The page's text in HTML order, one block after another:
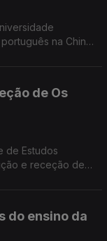
na China
de Os
de Estudos
e receção de
do ensino da